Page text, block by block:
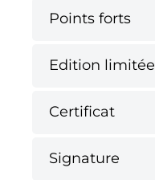
Points forts
Edition limitée
Certificat
Signature